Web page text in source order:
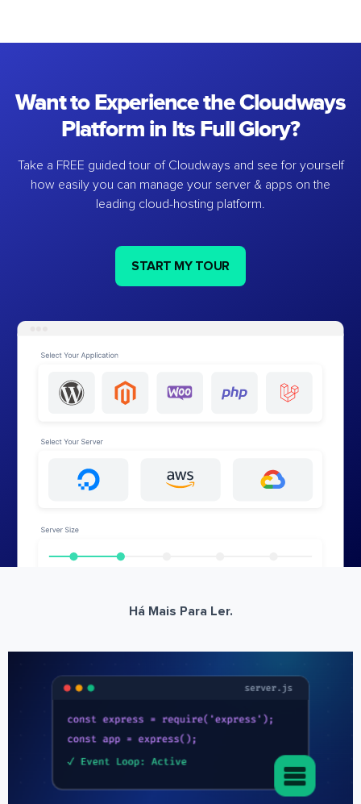
Want to Experience the Cloudways
Platform in Its Full Glory?
Take a FREE guided tour of Cloudways and see for yourself
how easily you can manage your server & apps on the
leading cloud-hosting platform.
START MY TOUR
Há Mais Para Ler.